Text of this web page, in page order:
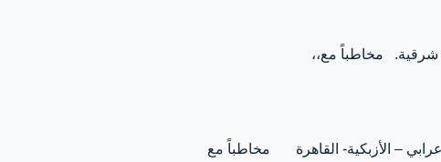
شرقية. مخاطباً مع،،